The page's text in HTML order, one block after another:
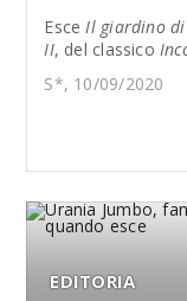
EsceIl giardino di
II, del classico
S*, 10/09/2020
EDITORIA